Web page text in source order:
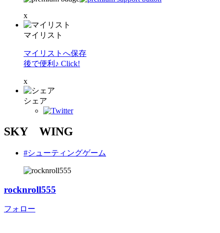
x
マイリスト
マイリストへ保存
後で便利♪ Click!
x
シェア
SKY WING
#シューティングゲーム
rocknroll555
フォロー